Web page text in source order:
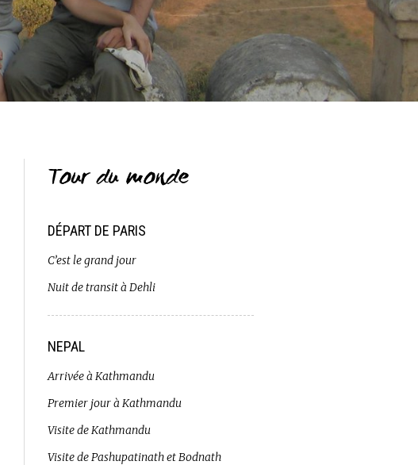
Tour du monde
DÉPART DE PARIS
C’est le grand jour
Nuit de transit à Dehli
NEPAL
Arrivée à Kathmandu
Premier jour à Kathmandu
Visite de Kathmandu
Visite de Pashupatinath et Bodnath